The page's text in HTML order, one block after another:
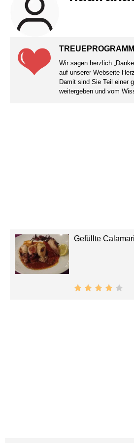
Wir sagen herzlich
auf unserer Webseite
Damit sind Sie Teil einer
weitergeben und vom
Gefüllte Calamari